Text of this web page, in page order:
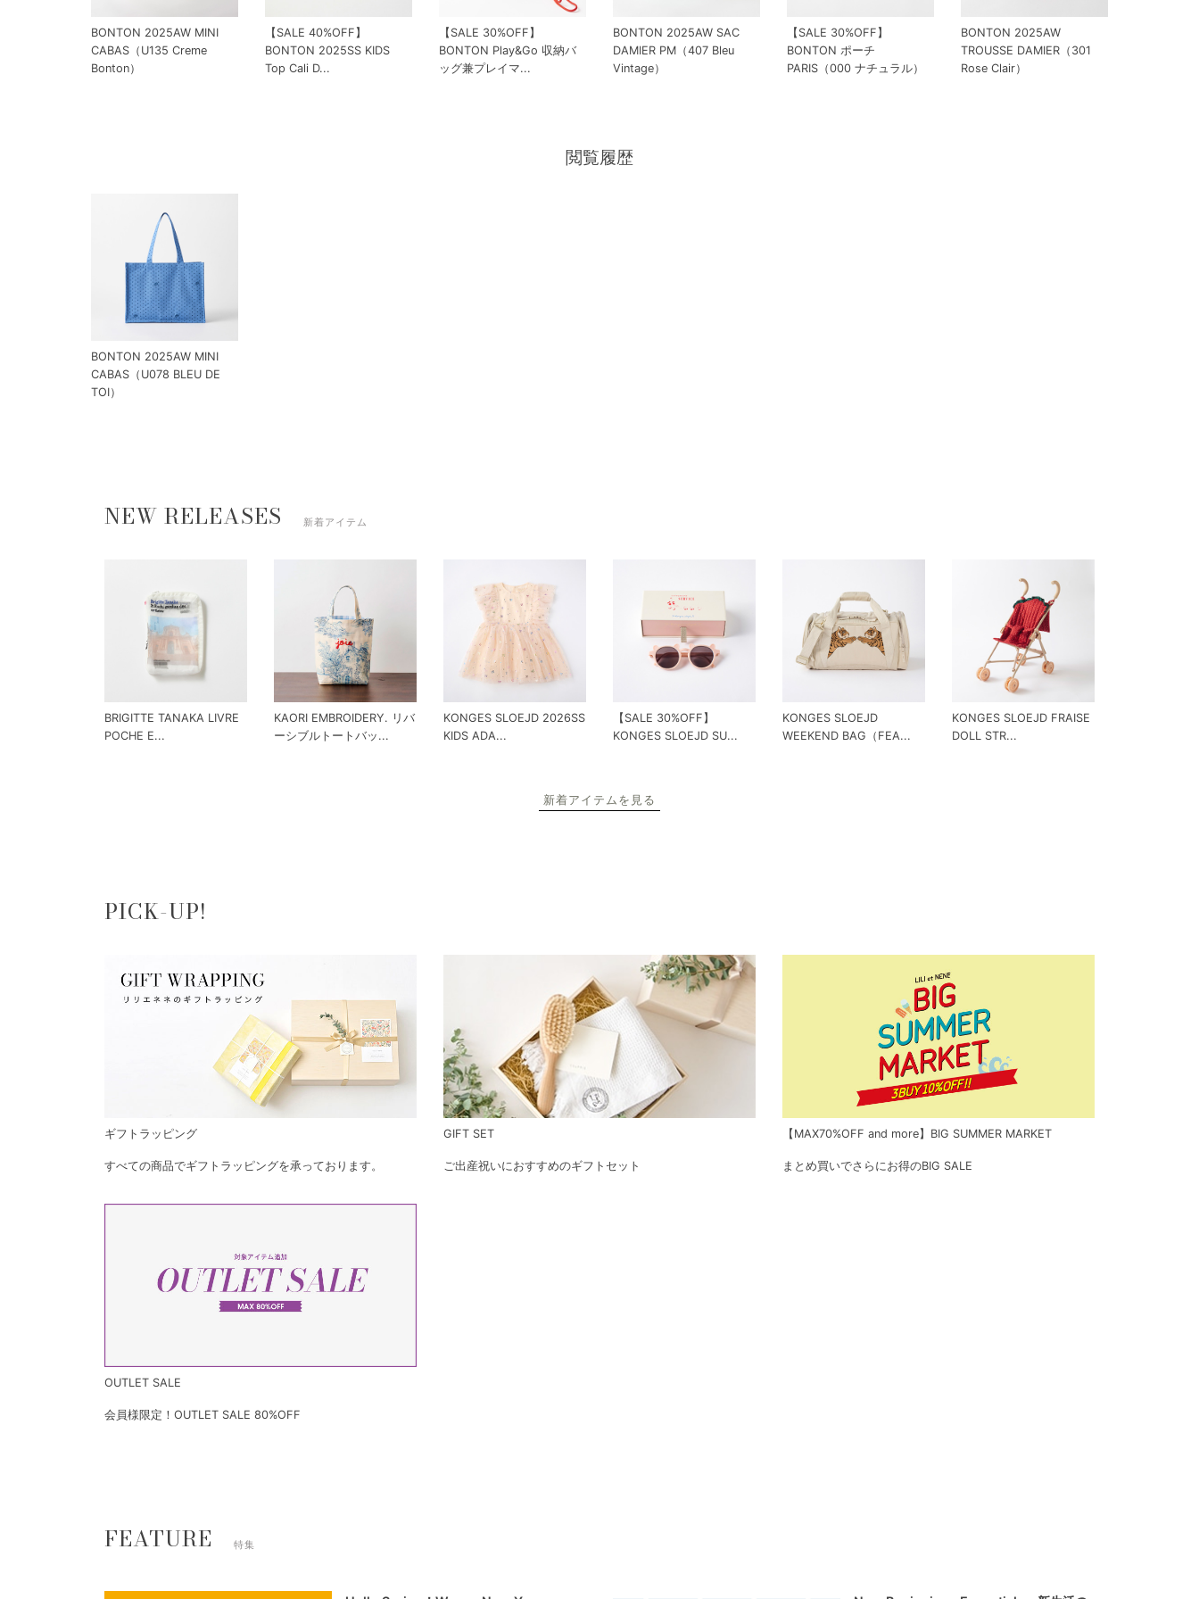
BONTON 2025AW MINI
CABAS（U135 Creme
Bonton）
【SALE 40%OFF】
BONTON 2025SS KIDS
Top Cali D...
【SALE 30%OFF】
BONTON Play&Go 収納バ
ッグ兼プレイマ...
BONTON 2025AW SAC
DAMIER PM（407 Bleu
Vintage）
【SALE 30%OFF】
BONTON ポーチ
PARIS（000 ナチュラル）
BONTON 2025AW
TROUSSE DAMIER（301
Rose Clair）
閲覧履歴
BONTON 2025AW MINI
CABAS（U078 BLEU DE
TOI）
NEW RELEASES 新着アイテム
BRIGITTE TANAKA LIVRE
POCHE E...
KAORI EMBROIDERY. リバ
ーシブルトートバッ...
KONGES SLOEJD 2026SS
KIDS ADA...
【SALE 30%OFF】
KONGES SLOEJD SU...
KONGES SLOEJD
WEEKEND BAG（FEA...
KONGES SLOEJD FRAISE
DOLL STR...
新着アイテムを見る
PICK-UP!
ギフトラッピング
すべての商品でギフトラッピングを承っております。
GIFT SET
ご出産祝いにおすすめのギフトセット
【MAX70%OFF and more】BIG SUMMER MARKET
まとめ買いでさらにお得のBIG SALE
OUTLET SALE
会員様限定！OUTLET SALE 80%OFF
FEATURE 特集